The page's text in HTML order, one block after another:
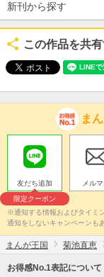
新刊から探す
この作品を共
ま
友だち追加
限定クーポン
メル
※通知する情報およびタイミ
通知をしないキャンペーンも
まんが王国 菊池直恵
お得感No.1表記について